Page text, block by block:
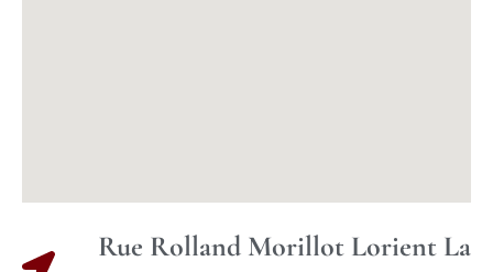
Rue Rolland Morillot Lorient La